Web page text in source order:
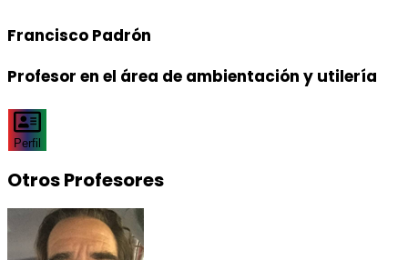
Francisco Padrón
Profesor en el área de ambientación y utilería
Perfil
Otros Profesores